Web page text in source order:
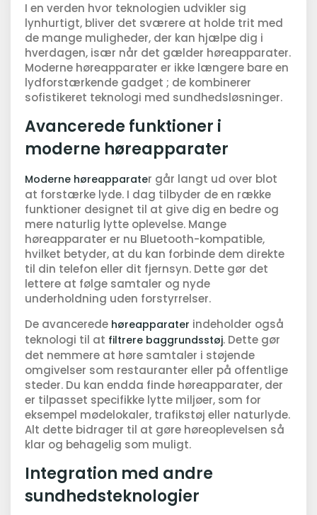
I en verden hvor teknologien udvikler sig
lynhurtigt, bliver det sværere at holde trit med
de mange muligheder, der kan hjælpe dig i
hverdagen, især når det gælder høreapparater.
Moderne høreapparater er ikke længere bare en
lydforstærkende gadget ; de kombinerer
sofistikeret teknologi med sundhedsløsninger.
Avancerede funktioner i
moderne høreapparater
Moderne høreapparater går langt ud over blot
at forstærke lyde. I dag tilbyder de en række
funktioner designet til at give dig en bedre og
mere naturlig lytte oplevelse. Mange
høreapparater er nu Bluetooth-kompatible,
hvilket betyder, at du kan forbinde dem direkte
til din telefon eller dit fjernsyn. Dette gør det
lettere at følge samtaler og nyde
underholdning uden forstyrrelser.
De avancerede høreapparater indeholder også
teknologi til at filtrere baggrundsstøj. Dette gør
det nemmere at høre samtaler i støjende
omgivelser som restauranter eller på offentlige
steder. Du kan endda finde høreapparater, der
er tilpasset specifikke lytte miljøer, som for
eksempel mødelokaler, trafikstøj eller naturlyde.
Alt dette bidrager til at gøre høreoplevelsen så
klar og behagelig som muligt.
Integration med andre
sundhedsteknologier